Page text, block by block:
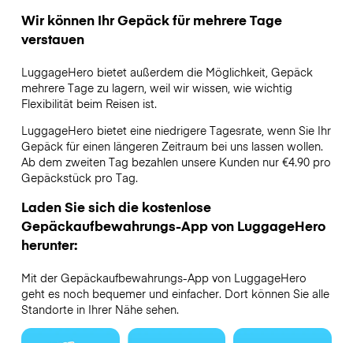
Wir können Ihr Gepäck für mehrere Tage
verstauen
LuggageHero bietet außerdem die Möglichkeit, Gepäck
mehrere Tage zu lagern, weil wir wissen, wie wichtig
Flexibilität beim Reisen ist.
LuggageHero bietet eine niedrigere Tagesrate, wenn Sie Ihr
Gepäck für einen längeren Zeitraum bei uns lassen wollen.
Ab dem zweiten Tag bezahlen unsere Kunden nur €4.90 pro
Gepäckstück pro Tag.
Laden Sie sich die kostenlose
Gepäckaufbewahrungs-App von LuggageHero
herunter:
Mit der Gepäckaufbewahrungs-App von LuggageHero
geht es noch bequemer und einfacher. Dort können Sie alle
Standorte in Ihrer Nähe sehen.